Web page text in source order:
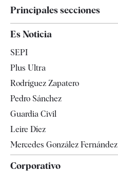
Principales secciones
España
Televisión
Es Noticia
SEPI
Plus Ultra
Rodríguez Zapatero
Pedro Sánchez
Guardia Civil
Leire Díez
Mercedes González Fernández
Corporativo